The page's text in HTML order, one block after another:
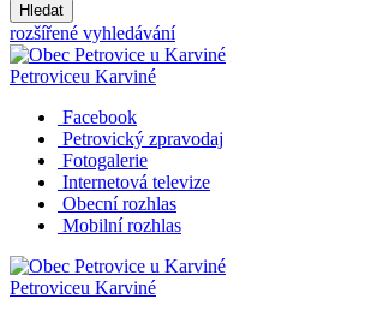
Hledat
rozšířené vyhledávání
Petroviceu Karviné
Facebook
Petrovický zpravodaj
Fotogalerie
Internetová televize
Obecní rozhlas
Mobilní rozhlas
Petroviceu Karviné